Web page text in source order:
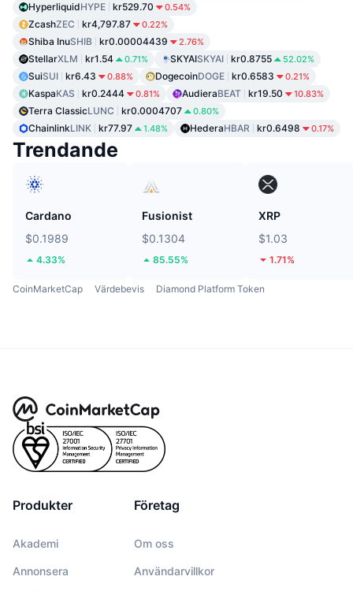
HyperliquidHYPE kr529.70 0.54%
ZcashZEC kr4,797.87 0.22%
Shiba InuSHIB kr0.00004439 2.76%
StellarXLM kr1.54 0.71% SKYAISKYAI kr0.8755 52.02%
SuiSUI kr6.43 0.88% DogecoinDOGE kr0.6583 0.21%
KaspaKAS kr0.2444 0.81% AudieraBEAT kr19.50 10.83%
Terra ClassicLUNC kr0.0004707 0.80%
ChainlinkLINK kr77.97 1.48% HederaHBAR kr0.6498 0.17%
Trendande
Cardano
$0.1989
4.33%
Fusionist
$0.1304
85.55%
XRP
$1.03
1.71%
CoinMarketCap Värdebevis Diamond Platform Token
Produkter
Akademi
Annonsera
Företag
Om oss
Användarvillkor